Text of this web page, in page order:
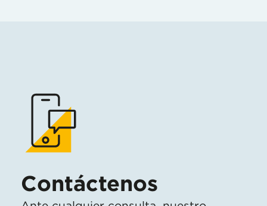
Contáctenos